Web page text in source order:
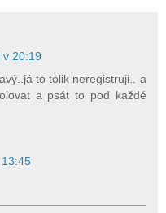
20:19
to tolik neregistruji.. a
a psát to pod každé